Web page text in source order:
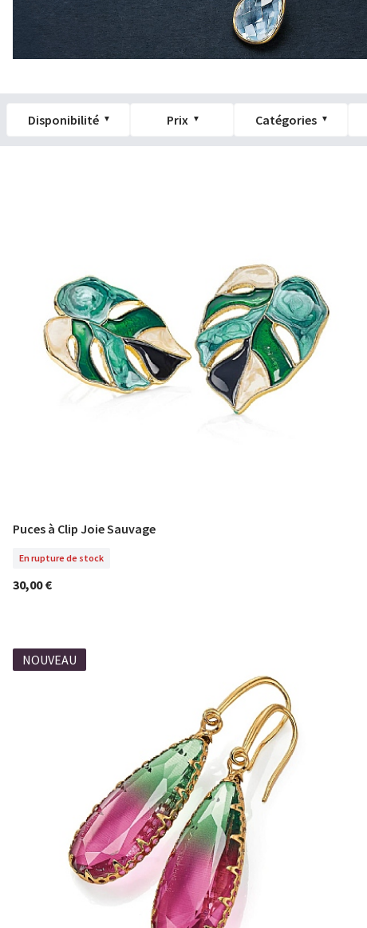
Disponibilité Prix Catégories
En Rupture De Stock
Puces à Clip Joie Sauvage
En rupture de stock
30,00 €
NOUVEAU